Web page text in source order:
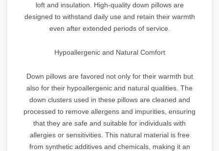
loft and insulation. High-quality down pillows are
designed to withstand daily use and retain their warmth
even after extended periods of service.
Hypoallergenic and Natural Comfort
Down pillows are favored not only for their warmth but
also for their hypoallergenic and natural qualities. The
down clusters used in these pillows are cleaned and
processed to remove allergens and impurities, ensuring
that they are safe and suitable for individuals with
allergies or sensitivities. This natural material is free
from synthetic additives and chemicals, making it an